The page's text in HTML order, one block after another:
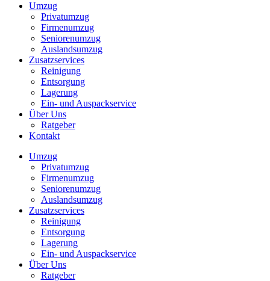
Umzug
Privatumzug
Firmenumzug
Seniorenumzug
Auslandsumzug
Zusatzservices
Reinigung
Entsorgung
Lagerung
Ein- und Auspackservice
Über Uns
Ratgeber
Kontakt
Umzug
Privatumzug
Firmenumzug
Seniorenumzug
Auslandsumzug
Zusatzservices
Reinigung
Entsorgung
Lagerung
Ein- und Auspackservice
Über Uns
Ratgeber